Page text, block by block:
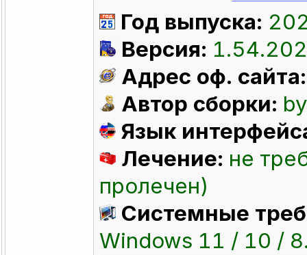
Год выпуска:
Версия:
Адрес оф.
Автор сборки:
Язык
Лечение: не
пролечен)
Системные
Windows 11 / 10 /